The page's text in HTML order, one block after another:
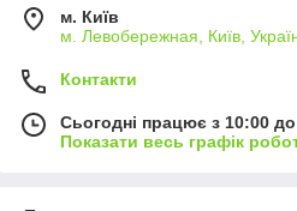
м. Київ
м. Левобережная, Київ,
Контакти
Сьогодні працює з 10:00
Показати весь графік